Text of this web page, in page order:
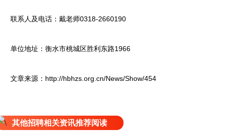
联系人及电话：戴老师0318-2660190
单位地址：衡水市桃城区胜利东路1966
文章来源：http://hbhzs.org.cn/News/Show/454
其他招聘相关资讯推荐阅读